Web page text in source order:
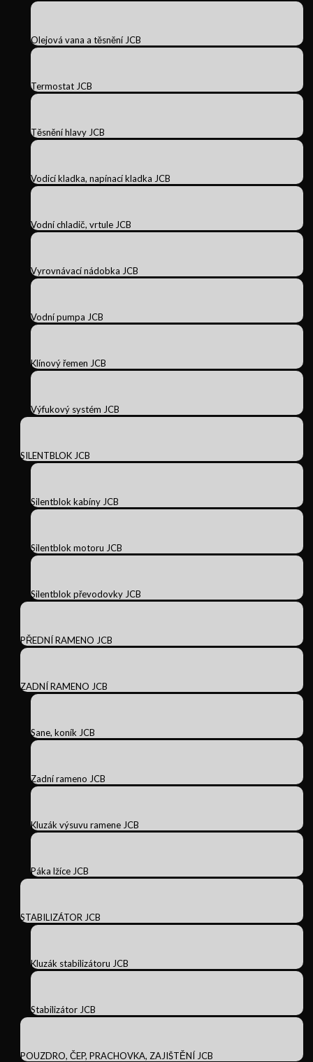
Olejová vana a těsnění JCB
Termostat JCB
Těsnění hlavy JCB
Vodicí kladka, napínací kladka JCB
Vodní chladič, vrtule JCB
Vyrovnávací nádobka JCB
Vodní pumpa JCB
Klínový řemen JCB
Výfukový systém JCB
SILENTBLOK JCB
Silentblok kabíny JCB
Silentblok motoru JCB
Silentblok převodovky JCB
PŘEDNÍ RAMENO JCB
ZADNÍ RAMENO JCB
Sane, koník JCB
Zadní rameno JCB
Kluzák výsuvu ramene JCB
Páka lžíce JCB
STABILIZÁTOR JCB
Kluzák stabilizátoru JCB
Stabilizátor JCB
POUZDRO, ČEP, PRACHOVKA, ZAJIŠTĚNÍ JCB